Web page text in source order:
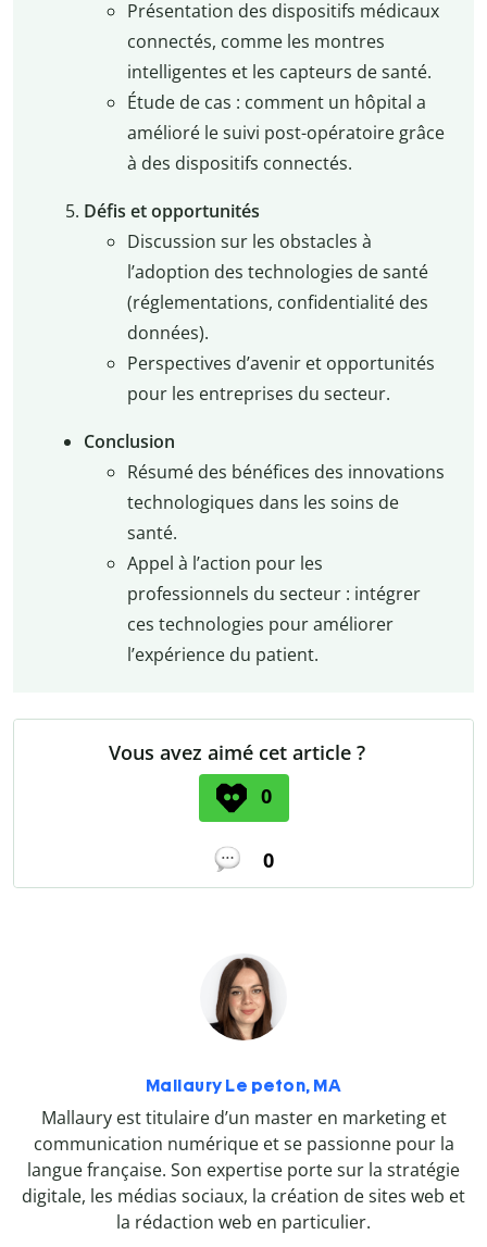
Présentation des dispositifs médicaux
connectés, comme les montres
intelligentes et les capteurs de santé.
Étude de cas : comment un hôpital a
amélioré le suivi post-opératoire grâce
à des dispositifs connectés.
Défis et opportunités
Discussion sur les obstacles à
l’adoption des technologies de santé
(réglementations, confidentialité des
données).
Perspectives d’avenir et opportunités
pour les entreprises du secteur.
Conclusion
Résumé des bénéfices des innovations
technologiques dans les soins de
santé.
Appel à l’action pour les
professionnels du secteur : intégrer
ces technologies pour améliorer
l’expérience du patient.
Vous avez aimé cet article ?
0
0
Mallaury Le peton, MA
Mallaury est titulaire d’un master en marketing et
communication numérique et se passionne pour la
langue française. Son expertise porte sur la stratégie
digitale, les médias sociaux, la création de sites web et
la rédaction web en particulier.